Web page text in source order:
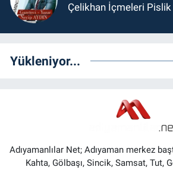
Çelikhan İçmeleri
Yükleniyor...
Adıyamanlılar Net; Adıyaman merkez
Kahta, Gölbaşı, Sincik, Samsat, Tut,